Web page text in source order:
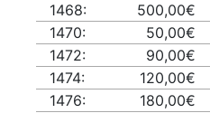
1468:
500,00€
1470:
50,00€
1472:
90,00€
1474:
120,00€
1476:
180,00€